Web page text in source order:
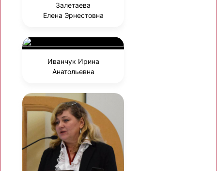
Залетаева
Елена Эрнестовна
Иванчук Ирина
Анатольевна